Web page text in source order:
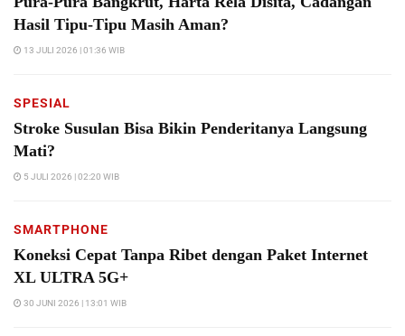
Hasil Tipu-Tipu Masih Aman?
13 JULI 2026 | 01:36 WIB
SPESIAL
Stroke Susulan Bisa Bikin Penderitanya Langsung
Mati?
5 JULI 2026 | 02:20 WIB
SMARTPHONE
Koneksi Cepat Tanpa Ribet dengan Paket Internet
XL ULTRA 5G+
30 JUNI 2026 | 13:01 WIB